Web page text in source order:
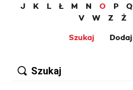
J
K L Ł M N O P Q
V
W Z Ż
Szukaj